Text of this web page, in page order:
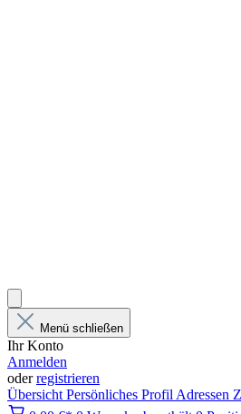
Menü schließen
Ihr Konto
Anmelden
oderregistrieren
Übersicht Persönliches Profil Adressen